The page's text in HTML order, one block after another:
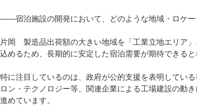
――宿泊施設の開発において、どのような地域・ロケー
片岡 製造品出荷額の大きい地域を「工業立地エリア
込めるため、長期的に安定した宿泊需要が期待できると
特に注目しているのは、政府が公的支援を表明してい
ロン・テクノロジー等、関連企業による工場建設の動
進めています。